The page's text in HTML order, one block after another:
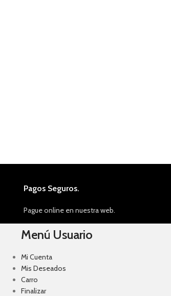
Pagos Seguros.
Pague online en nuestra web.
Menú Usuario
Mi Cuenta
Mis Deseados
Carro
Finalizar